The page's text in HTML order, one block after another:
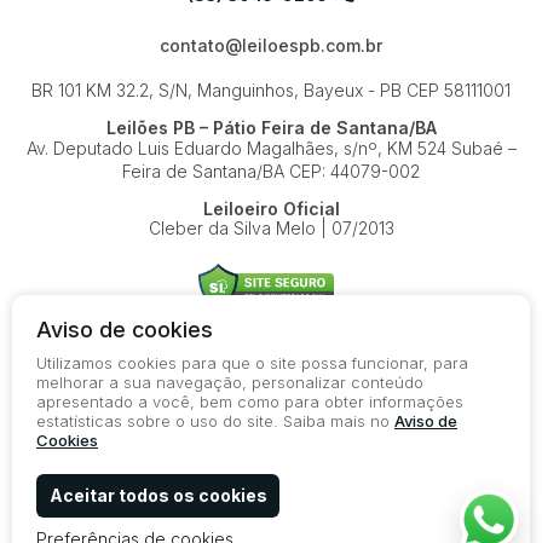
contato@leiloespb.com.br
BR 101 KM 32.2, S/N, Manguinhos, Bayeux - PB CEP 58111001
Leilões PB – Pátio Feira de Santana/BA
Av. Deputado Luis Eduardo Magalhães, s/nº, KM 524Subaé –
Feira de Santana/BA CEP: 44079-002
Leiloeiro Oficial
Cleber da Silva Melo | 07/2013
© 2026-present - Todos os direitos reservados
Política de Privacidade
Termos de Uso
Aviso de cookies
Utilizamos cookies para que o site possa funcionar, para
melhorar a sua navegação, personalizar conteúdo
apresentado a você, bem como para obter informações
estatísticas sobre o uso do site. Saiba mais no Aviso de
Cookies
Aceitar todos os cookies
Preferências de cookies